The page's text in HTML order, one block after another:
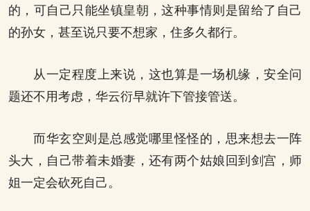
的，可自己只能坐镇皇朝，这种事情则是留给了自己
的孙女，甚至说只要不想家，住多久都行。
从一定程度上来说，这也算是一场机缘，安全问
题还不用考虑，华云衍早就许下管接管送。
而华玄空则是总感觉哪里怪怪的，思来想去一阵
头大，自己带着未婚妻，还有两个姑娘回到剑宫，师
姐一定会砍死自己。